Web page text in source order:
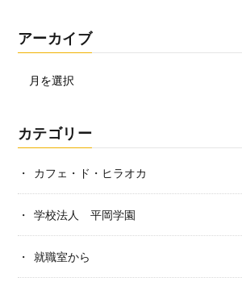
アーカイブ
カテゴリー
カフェ・ド・ヒラオカ
学校法人 平岡学園
就職室から